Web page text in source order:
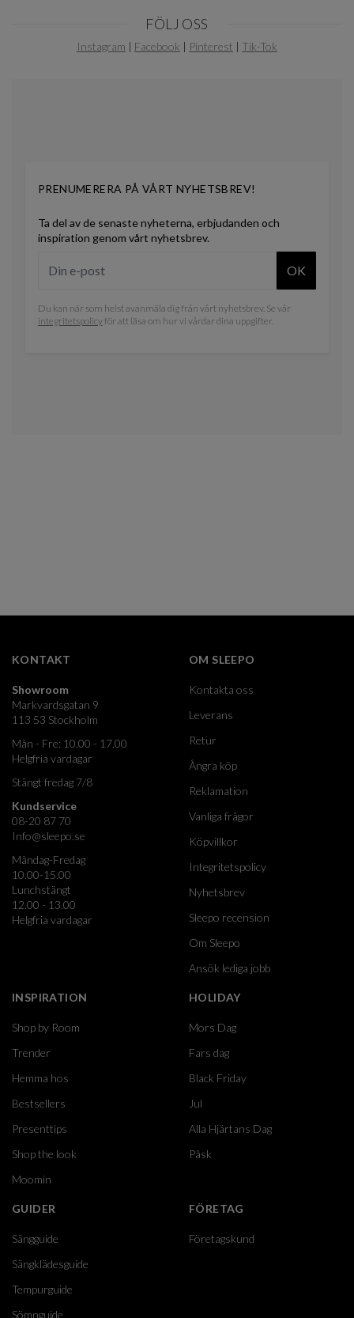
FÖLJ OSS
Instagram | Facebook | Pinterest | Tik-Tok
PRENUMERERA PÅ VÅRT NYHETSBREV!
Ta del av de senaste nyheterna, erbjudanden och
inspiration genom vårt nyhetsbrev.
OK
Du kan när som helst avanmäla dig från vårt nyhetsbrev. Se vår
integritetspolicyför att läsa om hur vi vårdar dina uppgifter.
KONTAKT
Showroom
Markvardsgatan 9
113 53 Stockholm
Mån - Fre: 10.00 - 17.00
Helgfria vardagar
Stängt fredag 7/8
Kundservice
08-20 87 70
Info@sleepo.se
Måndag-Fredag
10.00-15.00
Lunchstängt
12.00 - 13.00
Helgfria vardagar
OM SLEEPO
Kontakta oss
Leverans
Retur
Ångra köp
Reklamation
Vanliga frågor
Köpvillkor
Integritetspolicy
Nyhetsbrev
Sleepo recension
Om Sleepo
Ansök lediga jobb
INSPIRATION
Shop by Room
Trender
Hemma hos
Bestsellers
Presenttips
Shop the look
Moomin
HOLIDAY
Mors Dag
Fars dag
Black Friday
Jul
Alla Hjärtans Dag
Påsk
GUIDER
Sängguide
Sängklädesguide
Tempurguide
Sömnguide
FÖRETAG
Företagskund